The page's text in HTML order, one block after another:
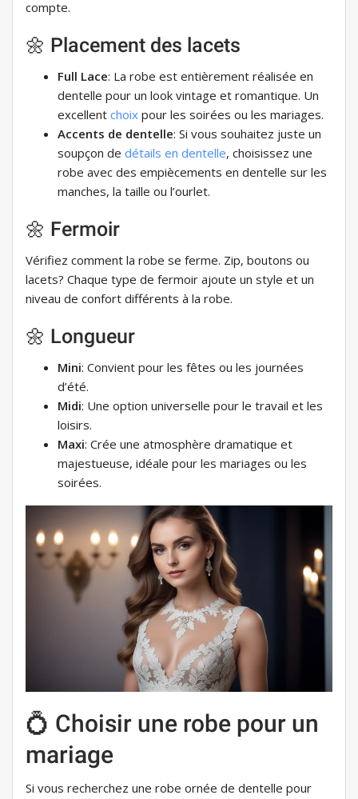
compte.
🌼 Placement des lacets
Full Lace: La robe est entièrement réalisée en
dentelle pour un look vintage et romantique. Un
excellent choix pour les soirées ou les mariages.
Accents de dentelle: Si vous souhaitez juste un
soupçon de détails en dentelle, choisissez une
robe avec des empiècements en dentelle sur les
manches, la taille ou l’ourlet.
🌼 Fermoir
Vérifiez comment la robe se ferme. Zip, boutons ou
lacets? Chaque type de fermoir ajoute un style et un
niveau de confort différents à la robe.
🌼 Longueur
Mini: Convient pour les fêtes ou les journées
d’été.
Midi: Une option universelle pour le travail et les
loisirs.
Maxi: Crée une atmosphère dramatique et
majestueuse, idéale pour les mariages ou les
soirées.
💍 Choisir une robe pour un
mariage
Si vous recherchez une robe ornée de dentelle pour